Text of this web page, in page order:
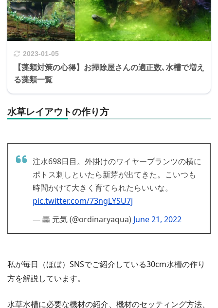
2023-01-05
【藻類対策の心得】お掃除屋さんの適正数､水槽で増え
る藻類一覧
水草レイアウトの作り方
注水698日目。外掛けのワイヤープランツの横に
ポトス刺しといたら新芽が出てきた。こいつも
時間かけて大きく育てられたらいいな。
pic.twitter.com/73ngLYSU7j
— 轟 元気 (@ordinaryaqua) June 21, 2022
私が毎日（ほぼ）SNSでご紹介している30cm水槽の作り
方を解説しています。
水草水槽に必要な機材の紹介、機材のセッティング方法、